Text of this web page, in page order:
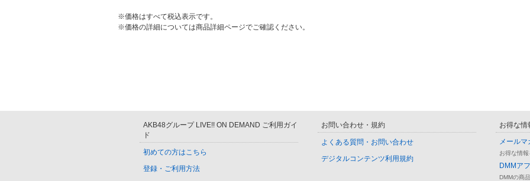
※価格はすべて税込表示です。
※価格の詳細については商品詳細ページでご確認ください。
AKB48グループ LIVE!! ON DEMAND ご利用ガイ
ド
初めての方はこちら
登録・ご利用方法
お問い合わせ・規約
よくある質問・お問い合わせ
デジタルコンテンツ利用規約
お得な情
メールマ
お得な情
DMMア
DMMの商